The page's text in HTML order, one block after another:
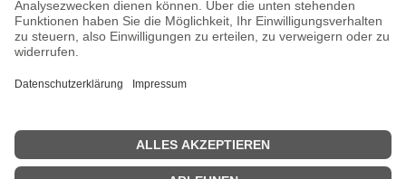
Erfahre immer als erstes was es
neues gibt